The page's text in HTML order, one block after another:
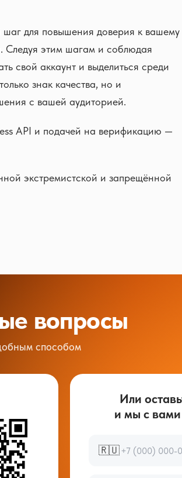
для повышения доверия к вашему
Следуя этим шагам и соблюдая
свой аккаунт и выделиться среди
знак качества, но и
с вашей аудиторией.
API и подачей на верификацию —
экстремистской и запрещённой
вопросы
способом
Или
и мы с
🇷🇺